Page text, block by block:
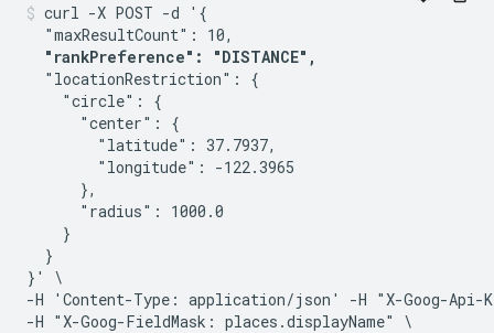
curl -X POST -d '{
  "maxResultCount": 10,
"rankPreference": "DISTANCE",
  "locationRestriction": {
    "circle": {
      "center": {
        "latitude": 37.7937,
        "longitude": -122.3965
      },
      "radius": 1000.0
    }
  }
}' \
-H 'Content-Type: application/json' -H "X-Goog-Api-
-H "X-Goog-FieldMask: places.displayName" \